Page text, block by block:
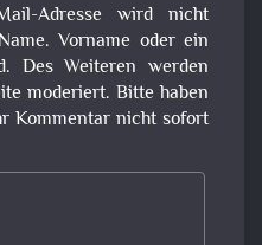
Adresse wird nicht
Vorname oder ein
Des Weiteren werden
moderiert. Bitte haben
Kommentar nicht sofort